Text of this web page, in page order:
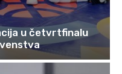
u četvrtfinalu